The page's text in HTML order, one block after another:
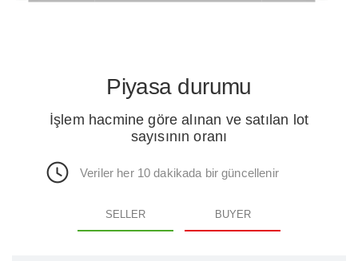
Piyasa durumu
İşlem hacmine göre alınan ve satılan lot
sayısının oranı
Veriler her 10 dakikada bir güncellenir
SELLER BUYER